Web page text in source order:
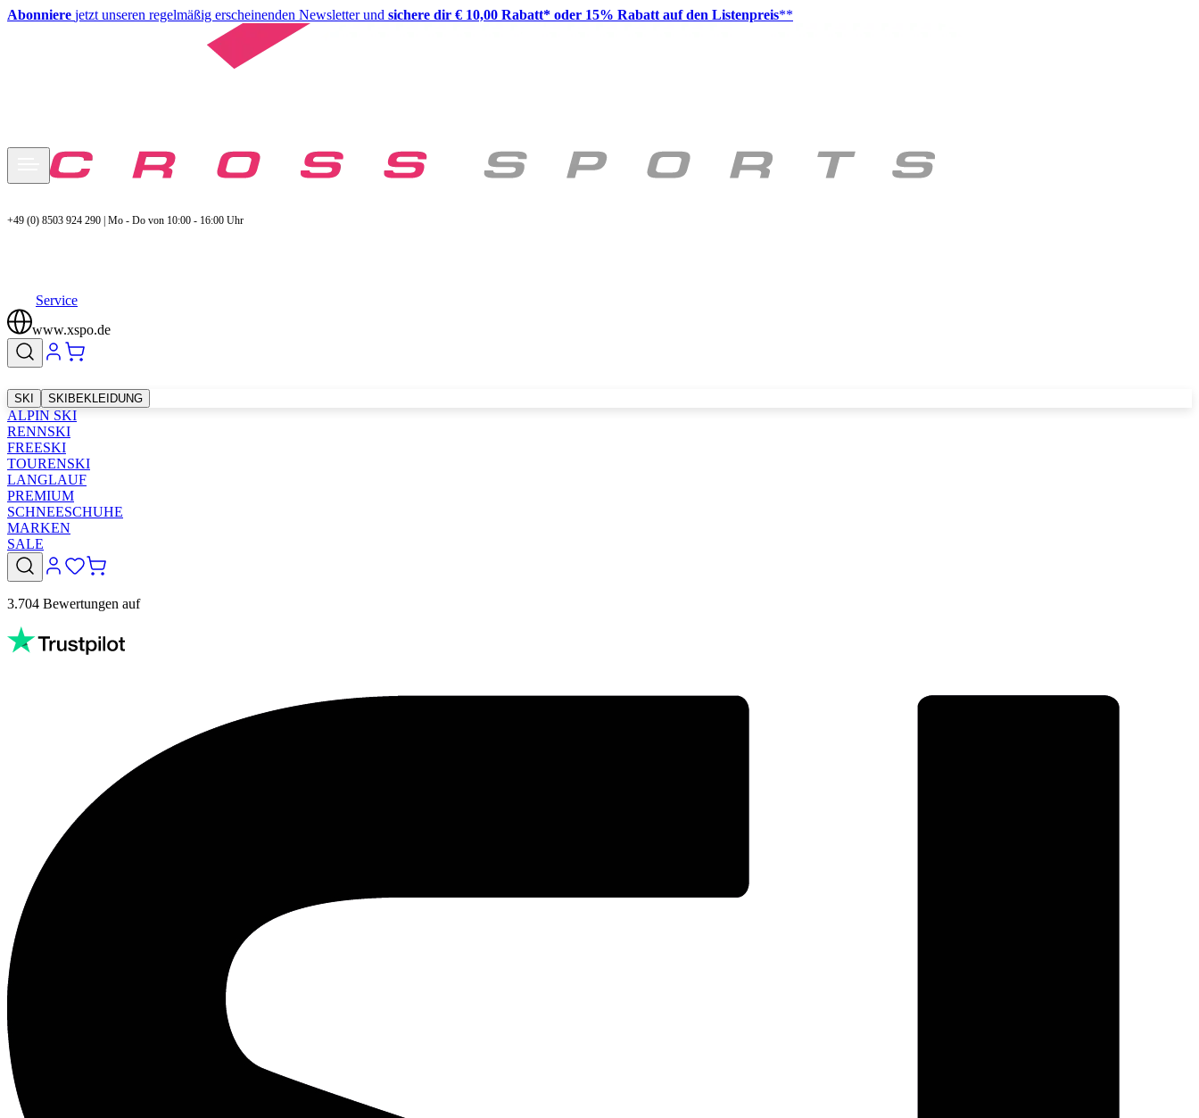
Abonniere jetzt unseren regelmäßig erscheinenden Newsletter und sichere dir € 10,00 Rabatt* oder 15% Rabatt auf den Listenpreis**
+49 (0) 8503 924 290 | Mo - Do von 10:00 - 16:00 Uhr
Service
www.xspo.de
SKI SKIBEKLEIDUNG
ALPIN SKI
RENNSKI
FREESKI
TOURENSKI
LANGLAUF
PREMIUM
SCHNEESCHUHE
MARKEN
SALE
3.704 Bewertungen auf